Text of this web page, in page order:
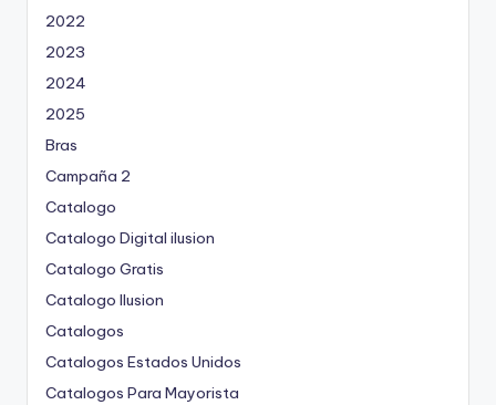
2022
2023
2024
2025
Bras
Campaña 2
Catalogo
Catalogo Digital ilusion
Catalogo Gratis
Catalogo Ilusion
Catalogos
Catalogos Estados Unidos
Catalogos Para Mayorista